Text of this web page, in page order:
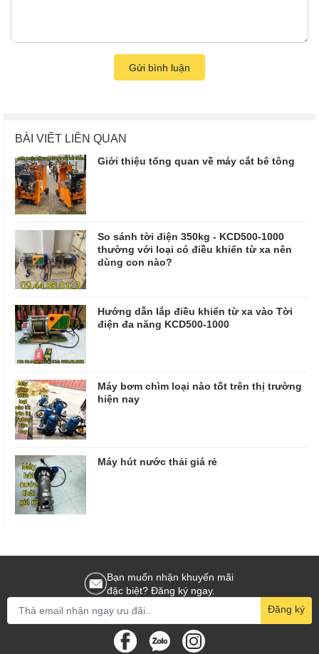
Gửi bình luận
BÀI VIẾT LIÊN QUAN
Giới thiệu tổng quan về máy cắt bê tông
So sánh tời điện 350kg - KCD500-1000
thường với loại có điều khiển từ xa nên
dùng con nào?
Hướng dẫn lắp điều khiển từ xa vào Tời
điện đa năng KCD500-1000
Máy bơm chìm loại nào tốt trên thị trường
hiện nay
Máy hút nước thải giá rẻ
Bạn muốn nhận khuyến mãi
đặc biệt? Đăng ký ngay.
Đăng ký